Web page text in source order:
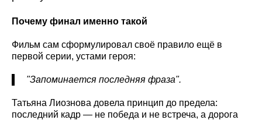
Почему финал именно такой
Фильм сам сформулировал своё правило ещё в
первой серии, устами героя:
"Запоминается последняя фраза".
Татьяна Лиознова довела принцип до предела:
последний кадр — не победа и не встреча, а дорога